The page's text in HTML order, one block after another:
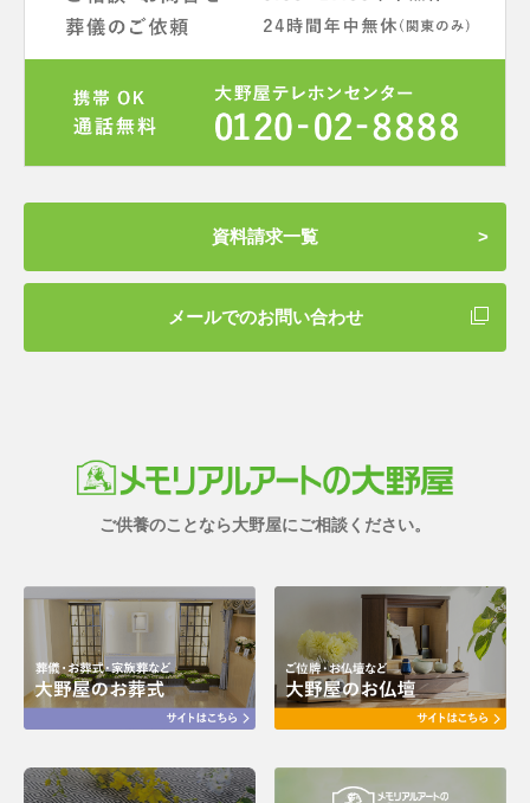
資料請求一覧
メールでのお問い合わせ
ご供養のことなら大野屋にご相談ください。